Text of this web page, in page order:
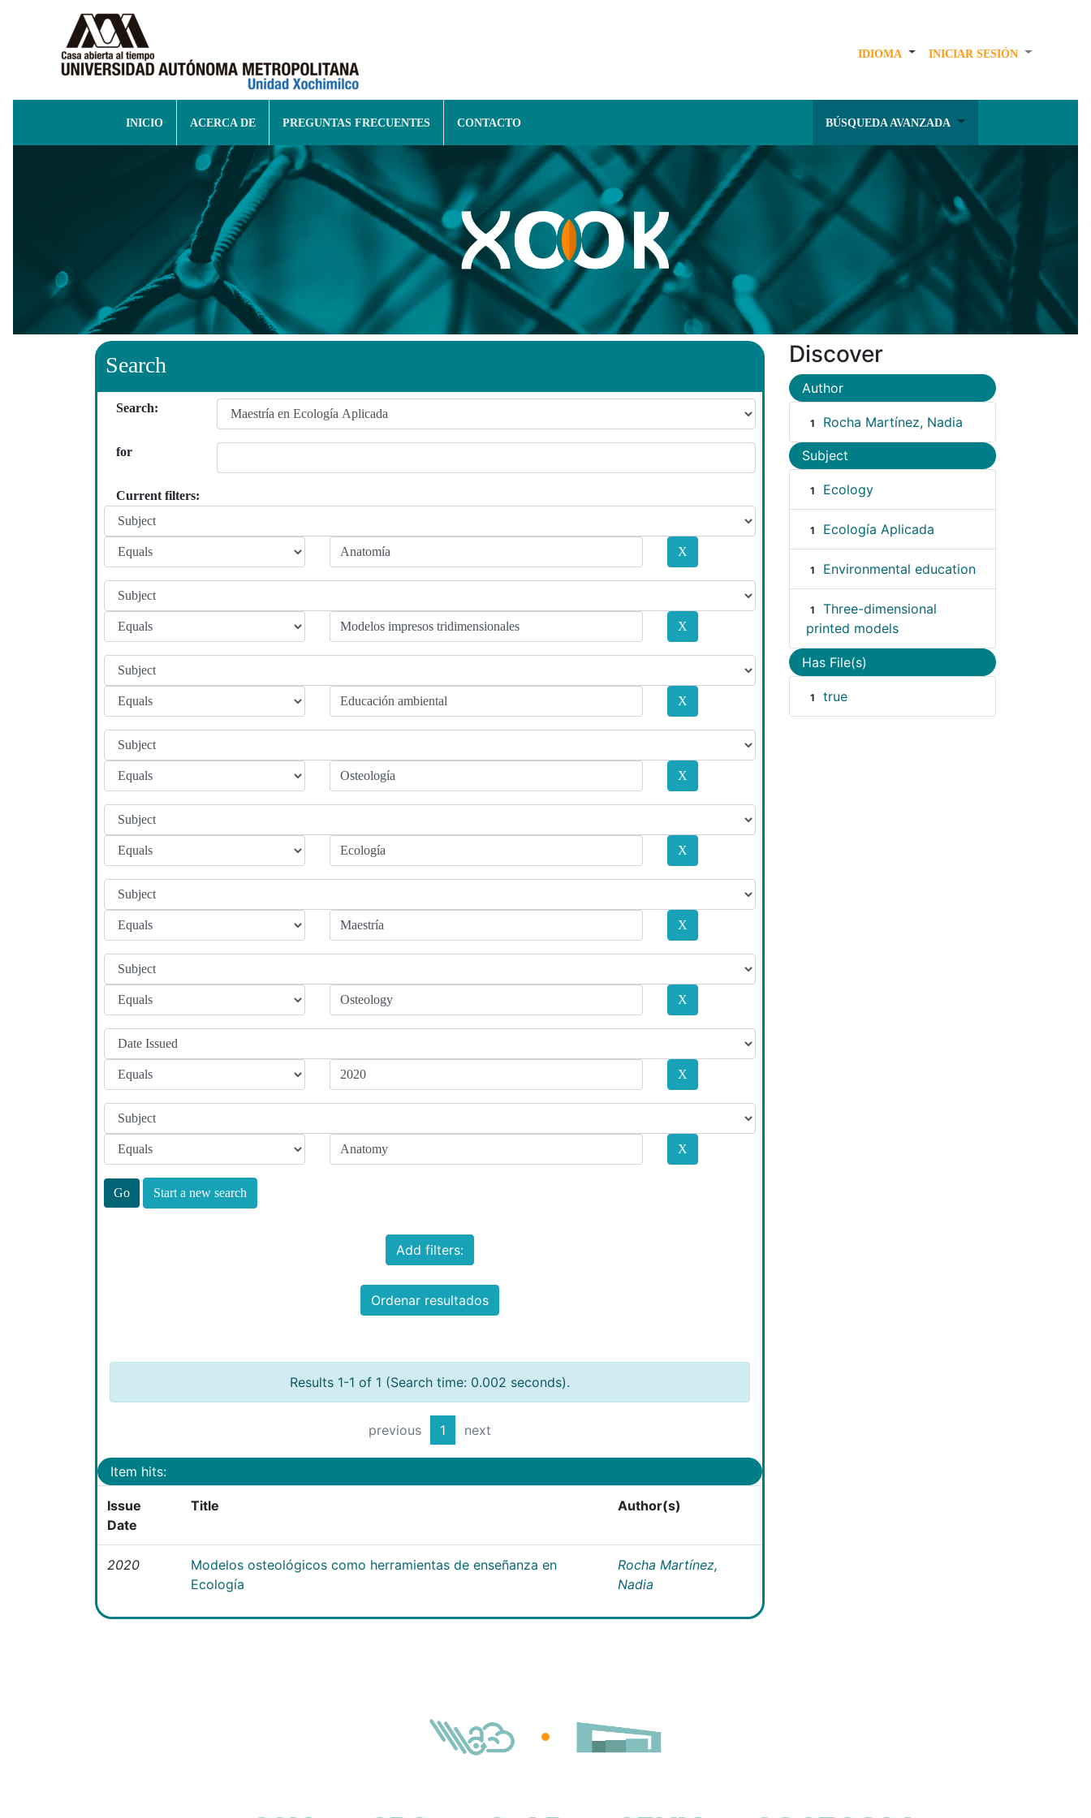
IDIOMA INICIAR SESIÓN
INICIO ACERCA DE PREGUNTAS FRECUENTES CONTACTO BÚSQUEDA AVANZADA
Search
Search:
for
Current filters:
Start a new search
Add filters:
Ordenar resultados
Results 1-1 of 1 (Search time: 0.002 seconds).
previous 1 next
Item hits:
Issue
Date
Title Author(s)
2020
Modelos osteológicos como herramientas de enseñanza en
Ecología
Rocha Martínez,
Nadia
Discover
Author
1 Rocha Martínez, Nadia
Subject
1 Ecology
1 Ecología Aplicada
1 Environmental education
1
Three-dimensional
printed models
Has File(s)
1 true